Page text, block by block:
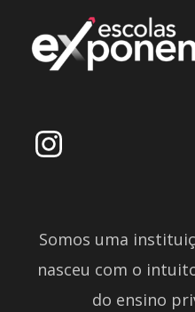
Somos uma
nasceu com o
do ensino